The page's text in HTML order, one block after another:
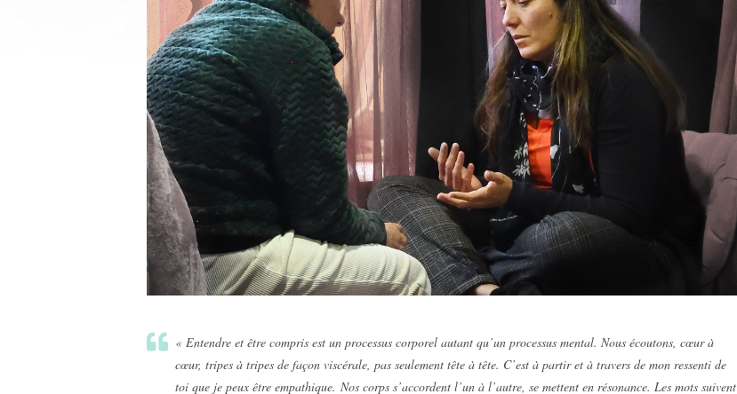
« Entendre et être compris est un processus corporel autant qu’un processus mental. Nous écoutons, cœur à
cœur, tripes à tripes de façon viscérale, pas seulement tête à tête. C’est à partir et à travers de mon ressenti de
toi que je peux être empathique. Nos corps s’accordent l’un à l’autre, se mettent en résonance. Les mots suivent